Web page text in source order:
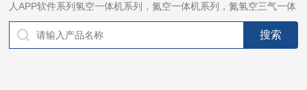
人APP软件系列氢空一体机系列，氮空一体机系列，氮氢空三气一体
机系列，气体净化器系列，代理日本DKK-TOA水质分析，水质检测
仪器，代理南韩SitekPH/离子计，DO计，电导计，多功能计，